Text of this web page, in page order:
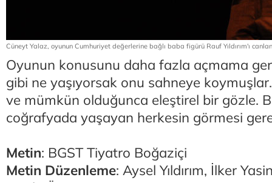
Cüneyt Yalaz, oyunun Cumhuriyet değerlerine bağlı baba figürü Rauf Yıldırım'ı
Oyunun konusunu daha fazla açmama
gibi ne yaşıyorsak onu sahneye
ve mümkün olduğunca eleştirel bir gözle.
coğrafyada yaşayan herkesin görmesi
Metin: BGST Tiyatro Boğaziçi
Metin Düzenleme: Aysel Yıldırım, İlker